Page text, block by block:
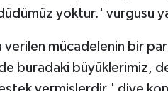
yoktur.' vurgusu
verilen mücadelenin bir
buradaki büyüklerimiz,